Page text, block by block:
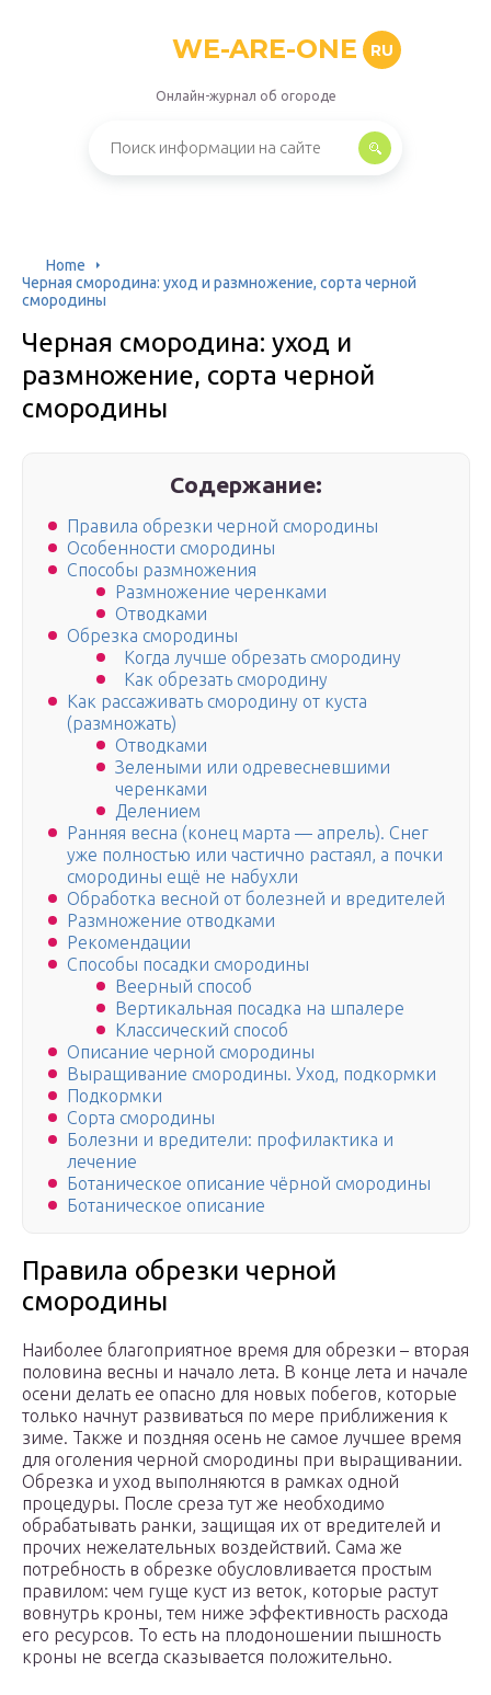
WE-ARE-ONE RU
Онлайн-журнал об огороде
Home
Черная смородина: уход и размножение, сорта черной
смородины
Черная смородина: уход и
размножение, сорта черной
смородины
Содержание:
Правила обрезки черной смородины
Особенности смородины
Способы размножения
Размножение черенками
Отводками
Обрезка смородины
Когда лучше обрезать смородину
Как обрезать смородину
Как рассаживать смородину от куста
(размножать)
Отводками
Зелеными или одревесневшими
черенками
Делением
Ранняя весна (конец марта — апрель). Снег
уже полностью или частично растаял, а почки
смородины ещё не набухли
Обработка весной от болезней и вредителей
Размножение отводками
Рекомендации
Способы посадки смородины
Веерный способ
Вертикальная посадка на шпалере
Классический способ
Описание черной смородины
Выращивание смородины. Уход, подкормки
Подкормки
Сорта смородины
Болезни и вредители: профилактика и
лечение
Ботаническое описание чёрной смородины
Ботаническое описание
Правила обрезки черной
смородины
Наиболее благоприятное время для обрезки – вторая
половина весны и начало лета. В конце лета и начале
осени делать ее опасно для новых побегов, которые
только начнут развиваться по мере приближения к
зиме. Также и поздняя осень не самое лучшее время
для оголения черной смородины при выращивании.
Обрезка и уход выполняются в рамках одной
процедуры. После среза тут же необходимо
обрабатывать ранки, защищая их от вредителей и
прочих нежелательных воздействий. Сама же
потребность в обрезке обусловливается простым
правилом: чем гуще куст из веток, которые растут
вовнутрь кроны, тем ниже эффективность расхода
его ресурсов. То есть на плодоношении пышность
кроны не всегда сказывается положительно.